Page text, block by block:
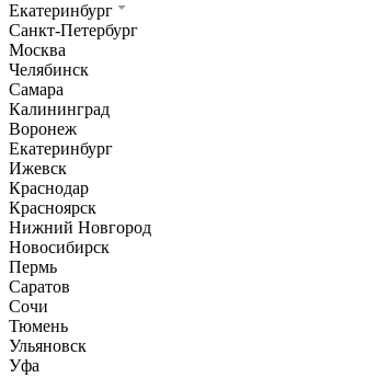
Екатеринбург
Санкт-Петербург
Москва
Челябинск
Самара
Калининград
Воронеж
Екатеринбург
Ижевск
Краснодар
Красноярск
Нижний Новгород
Новосибирск
Пермь
Саратов
Сочи
Тюмень
Ульяновск
Уфа